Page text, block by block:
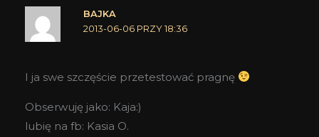
BAJKA
2013-06-06 PRZY 18:36
I ja swe szczęście przetestować pragnę
Obserwuję jako: Kaja:)
lubię na fb: Kasia O.